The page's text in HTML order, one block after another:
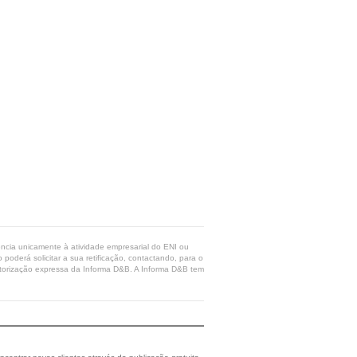
unicamente à atividade empresarial do ENI ou
solicitar a sua retificação, contactando, para o
expressa da Informa D&B. A Informa D&B tem